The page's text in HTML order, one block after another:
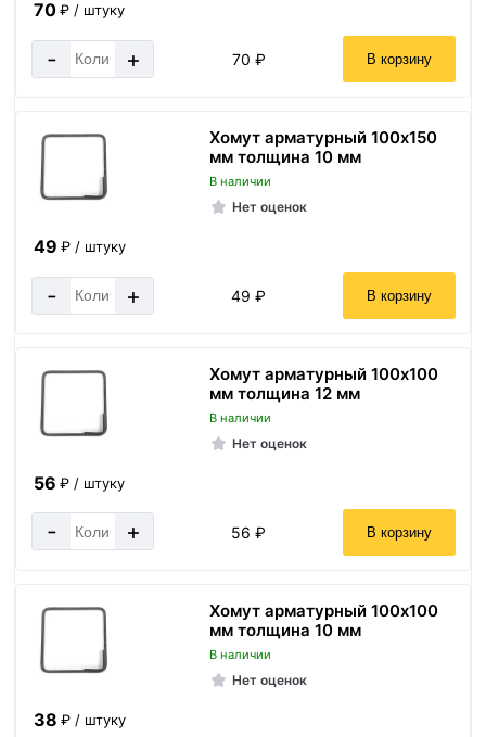
70₽ / штуку
- + 70 ₽ В корзину
Хомут арматурный 100х150
мм толщина 10 мм
В наличии
Нет оценок
49 ₽ / штуку
- + 49 ₽ В корзину
Хомут арматурный 100х100
мм толщина 12 мм
В наличии
Нет оценок
56 ₽ / штуку
- + 56 ₽ В корзину
Хомут арматурный 100х100
мм толщина 10 мм
В наличии
Нет оценок
38 ₽ / штуку